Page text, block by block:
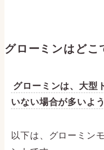
グローミンはどこ
グローミンは、大型
いない場合が多いよう
以下は、グローミン